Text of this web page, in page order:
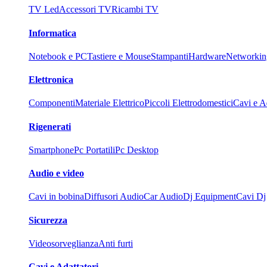
TV LedAccessori TVRicambi TV
Informatica
Notebook e PCTastiere e MouseStampantiHardware
Elettronica
ComponentiMateriale ElettricoPiccoli ElettrodomesticiCavi e
Rigenerati
SmartphonePc PortatiliPc Desktop
Audio e video
Cavi in bobinaDiffusori AudioCar AudioDj EquipmentCavi Dj
Sicurezza
VideosorveglianzaAnti furti